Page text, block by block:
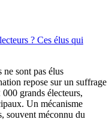
? Ces élus qui
ne sont pas élus
repose sur un suffrage
grands électeurs,
Un mécanisme
souvent méconnu du